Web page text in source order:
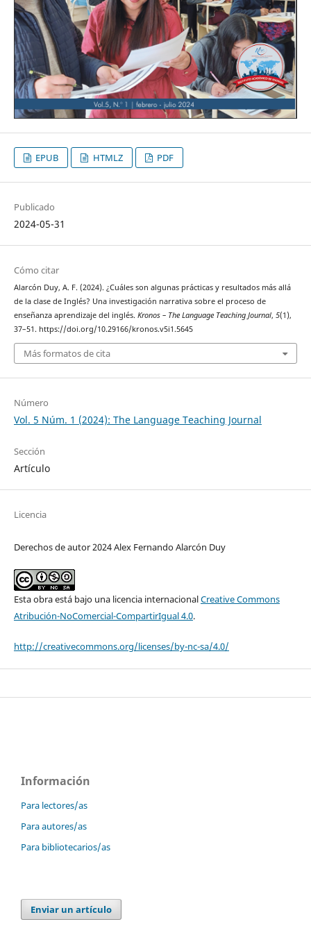
EPUB HTMLZ PDF
Publicado
2024-05-31
Cómo citar
Alarcón Duy, A. F. (2024). ¿Cuáles son algunas prácticas y resultados más allá
de la clase de Inglés? Una investigación narrativa sobre el proceso de
enseñanza aprendizaje del inglés. Kronos – The Language Teaching Journal, 5(1),
37–51. https://doi.org/10.29166/kronos.v5i1.5645
Más formatos de cita
Número
Vol. 5 Núm. 1 (2024): The Language Teaching Journal
Sección
Artículo
Licencia
Derechos de autor 2024 Alex Fernando Alarcón Duy
Esta obra está bajo una licencia internacionalCreative Commons
Atribución-NoComercial-CompartirIgual 4.0.
http://creativecommons.org/licenses/by-nc-sa/4.0/
Información
Para lectores/as
Para autores/as
Para bibliotecarios/as
Enviar un artículo